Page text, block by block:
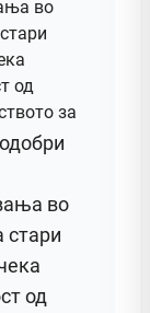
во
стари
од